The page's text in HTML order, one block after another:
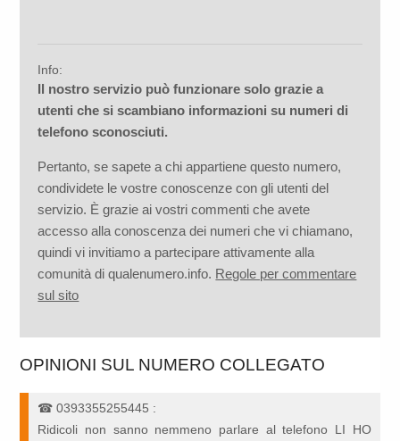
Info:
Il nostro servizio può funzionare solo grazie a
utenti che si scambiano informazioni su numeri di
telefono sconosciuti.
Pertanto, se sapete a chi appartiene questo numero,
condividete le vostre conoscenze con gli utenti del
servizio. È grazie ai vostri commenti che avete
accesso alla conoscenza dei numeri che vi chiamano,
quindi vi invitiamo a partecipare attivamente alla
comunità di qualenumero.info. Regole per commentare
sul sito
OPINIONI SUL NUMERO COLLEGATO
☎0393355255445 :
Ridicoli non sanno nemmeno parlare al telefono LI HO